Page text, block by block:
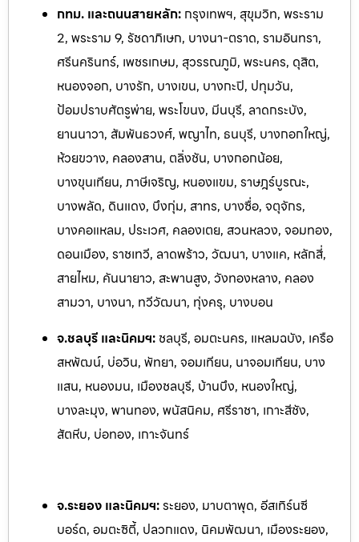
กทม. และถนนสายหลัก: กรุงเทพฯ, สุขุมวิท, พระราม
2, พระราม 9, รัชดาภิเษก, บางนา-ตราด, รามอินทรา,
ศรีนครินทร์, เพชรเกษม, สุวรรณภูมิ, พระนคร, ดุสิต,
หนองจอก, บางรัก, บางเขน, บางกะปิ, ปทุมวัน,
ป้อมปราบศัตรูพ่าย, พระโขนง, มีนบุรี, ลาดกระบัง,
ยานนาวา, สัมพันธวงศ์, พญาไท, ธนบุรี, บางกอกใหญ่,
ห้วยขวาง, คลองสาน, ตลิ่งชัน, บางกอกน้อย,
บางขุนเทียน, ภาษีเจริญ, หนองแขม, ราษฎร์บูรณะ,
บางพลัด, ดินแดง, บึงกุ่ม, สาทร, บางซื่อ, จตุจักร,
บางคอแหลม, ประเวศ, คลองเตย, สวนหลวง, จอมทอง,
ดอนเมือง, ราชเทวี, ลาดพร้าว, วัฒนา, บางแค, หลักสี่,
สายไหม, คันนายาว, สะพานสูง, วังทองหลาง, คลอง
สามวา, บางนา, ทวีวัฒนา, ทุ่งครุ, บางบอน
จ.ชลบุรี และนิคมฯ: ชลบุรี, อมตะนคร, แหลมฉบัง, เครือ
สหพัฒน์, บ่อวิน, พัทยา, จอมเทียน, นาจอมเทียน, บาง
แสน, หนองมน, เมืองชลบุรี, บ้านบึง, หนองใหญ่,
บางละมุง, พานทอง, พนัสนิคม, ศรีราชา, เกาะสีชัง,
สัตหีบ, บ่อทอง, เกาะจันทร์
จ.ระยอง และนิคมฯ:ระยอง, มาบตาพุด, อีสเทิร์นซี
บอร์ด, อมตะซิตี้, ปลวกแดง, นิคมพัฒนา, เมืองระยอง,